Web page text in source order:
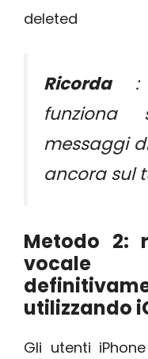
Ricorda :
messaggi
ancora sul
Metodo 2:
utilizzando
Gli utenti